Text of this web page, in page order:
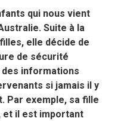
qui nous vient
Suite à la
elle décide de
de sécurité
informations
si jamais il y
Par exemple, sa fille
et il est important